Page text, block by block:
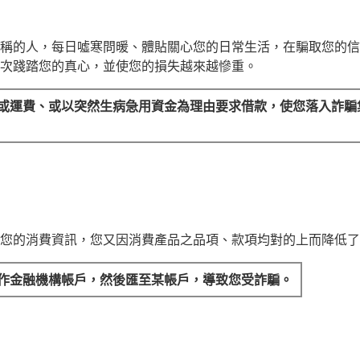
的人，每日噓寒問暖、體貼關心您的日常生活，在騙取您的
踐踏您的真心，並使您的損失越來越慘重。
費、或以突然生病急用資金為理由要求借款，使您落入詐
的消費資訊，您又因消費產品之品項、款項均對的上而降低
融機構帳戶，然後匯至某帳戶，導致您受詐騙。